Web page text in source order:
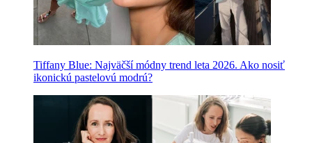
Tiffany Blue: Najväčší módny trend leta 2026. Ako nosiť
ikonickú pastelovú modrú?